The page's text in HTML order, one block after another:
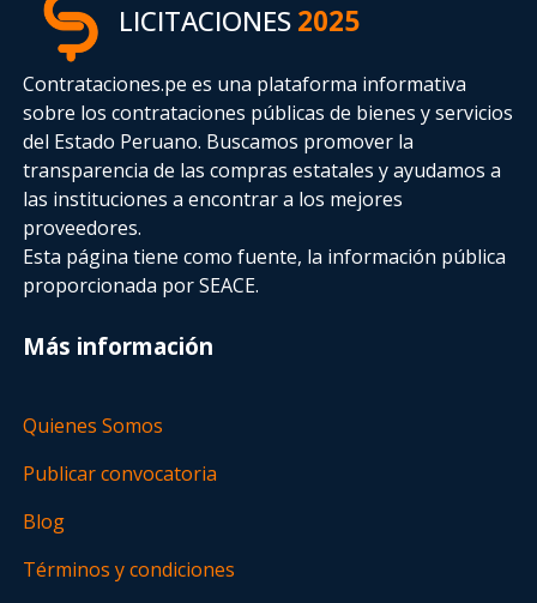
LICITACIONES2025
Contrataciones.pe es una plataforma informativa
sobre los contrataciones públicas de bienes y servicios
del Estado Peruano. Buscamos promover la
transparencia de las compras estatalesy ayudamos a
las instituciones a encontrar a los mejores
proveedores.
Esta página tiene como fuente, la información pública
proporcionada por SEACE.
Más información
Quienes Somos
Publicar convocatoria
Blog
Términos y condiciones